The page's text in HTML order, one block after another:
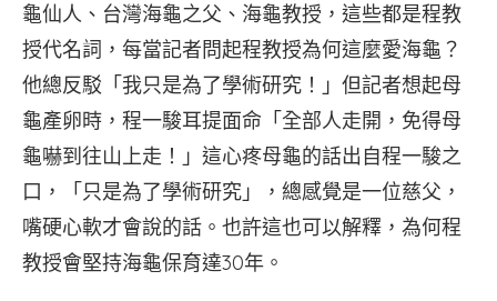
龜仙人、台灣海龜之父、海龜教授，這些都是程教
授代名詞，每當記者問起程教授為何這麼愛海龜？
他總反駁「我只是為了學術研究！」但記者想起母
龜產卵時，程一駿耳提面命「全部人走開，免得母
龜嚇到往山上走！」這心疼母龜的話出自程一駿之
口，「只是為了學術研究」，總感覺是一位慈父，
嘴硬心軟才會說的話。也許這也可以解釋，為何程
教授會堅持海龜保育達30年。